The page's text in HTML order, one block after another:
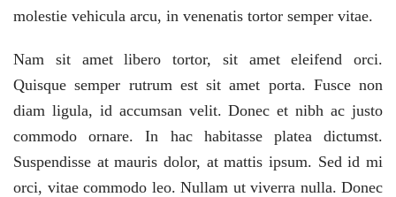
molestie vehicula arcu, in venenatis tortor semper vitae.
Nam sit amet libero tortor, sit amet eleifend orci.
Quisque semper rutrum est sit amet porta. Fusce non
diam ligula, id accumsan velit. Donec et nibh ac justo
commodo ornare. In hac habitasse platea dictumst.
Suspendisse at mauris dolor, at mattis ipsum. Sed id mi
orci, vitae commodo leo. Nullam ut viverra nulla. Donec